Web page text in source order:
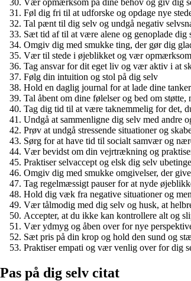
Føl dig fri til at udforske og opdage nye
Tal pænt til dig selv og undgå negativ
Sæt tid af til at være alene og genoplade dig
Omgiv dig med smukke ting, der gør dig
Vær til stede i øjeblikket og vær opmærksom
Tag ansvar for dit eget liv og vær aktiv i at
Følg din intuition og stol på dig selv
Hold en daglig journal for at lade dine
Tal åbent om dine følelser og bed om støtte,
Tag dig tid til at være taknemmelig for det,
Undgå at sammenligne dig selv med andre
Prøv at undgå stressende situationer og
Sørg for at have tid til socialt samvær og
Vær bevidst om din vejrtrækning og
Praktiser selvaccept og elsk dig selv
Omgiv dig med smukke omgivelser, der
Tag regelmæssigt pauser for at nyde
Hold dig væk fra negative situationer og
Vær tålmodig med dig selv og husk, at
Accepter, at du ikke kan kontrollere alt og
Vær ydmyg og åben over for nye
Sæt pris på din krop og hold den sund og
Praktiser empati og vær venlig over for dig
Pas på dig selv citat